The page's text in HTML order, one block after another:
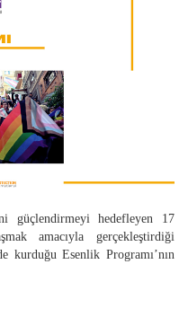
güçlendirmeyi hedefleyen 17
amacıyla gerçekleştirdiği
kurduğu Esenlik Programı’nın